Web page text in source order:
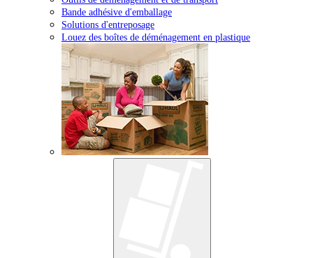
Bande adhésive d'emballage
Solutions d'entreposage
Louez des boîtes de déménagement en plastique